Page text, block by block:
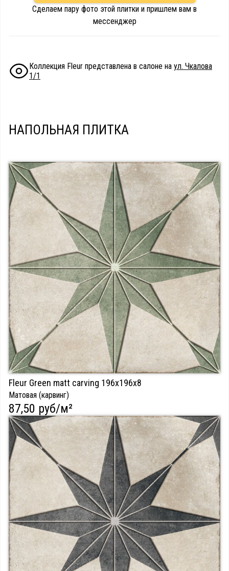
Сделаем пару фото этой плитки и пришлем вам в
мессенджер
Коллекция Fleur представлена в салоне на ул. Чкалова
1/1
НАПОЛЬНАЯ ПЛИТКА
Fleur Green matt carving 196х196х8
Матовая (карвинг)
87,50 руб/м²